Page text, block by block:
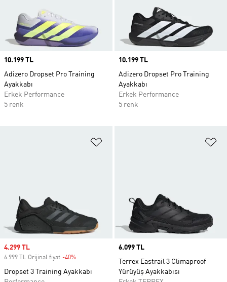
Price
10.199 TL
Adizero Dropset Pro Training
Ayakkabı
Erkek Performance
5 renk
Price
10.199 TL
Adizero Dropset Pro Training
Ayakkabı
Erkek Performance
5 renk
Sale price
4.299 TL
6.999 TL Orijinal fiyat -40%
Dropset 3 Training Ayakkabı
Price
6.099 TL
Terrex Eastrail 3 Climaproof
Yürüyüş Ayakkabısı